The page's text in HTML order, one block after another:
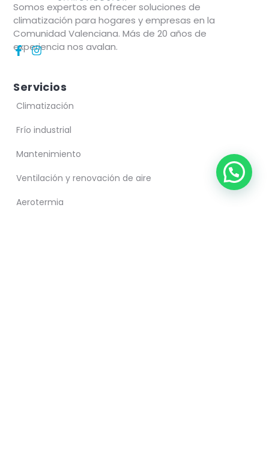
Somos expertos en ofrecer soluciones de
climatización para hogares y empresas en la
Comunidad Valenciana. Más de 20 años de
experiencia nos avalan.
Servicios
Climatización
Frío industrial
Mantenimiento
Ventilación y renovación de aire
Aerotermia